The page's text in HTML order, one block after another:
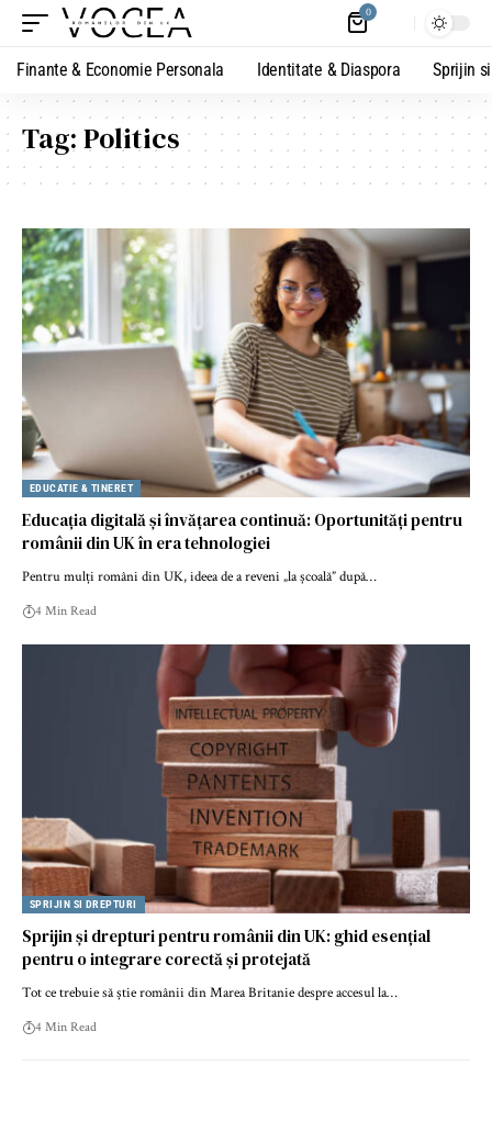
0
Finante & Economie Personala Identitate & Diaspora Sprijin
Tag:Politics
EDUCATIE & TINERET
Educația digitală și învățarea continuă: Oportunități pentru
românii din UK în era tehnologiei
Pentru mulți români din UK, ideea de a reveni „la școală” după…
4 Min Read
SPRIJIN SI DREPTURI
Sprijin și drepturi pentru românii din UK: ghid esențial
pentru o integrare corectă și protejată
Tot ce trebuie să știe românii din Marea Britanie despre accesul la…
4 Min Read